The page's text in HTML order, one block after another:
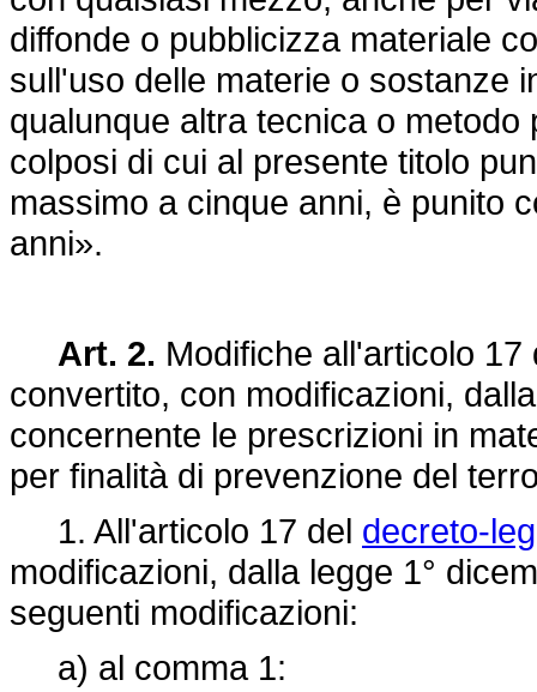
diffonde o pubblicizza materiale
sull'uso delle materie o sostanze
qualunque altra tecnica o
colposi di cui al presente titolo
massimo a cinque anni, è punito
anni».
Art. 2. Modifiche all'articolo
convertito, con modificazioni,
concernente le prescrizioni in
per finalità di prevenzione del
1. All'articolo 17 del decreto-
modificazioni, dalla legge 1°
seguenti modificazioni:
a) al comma 1: